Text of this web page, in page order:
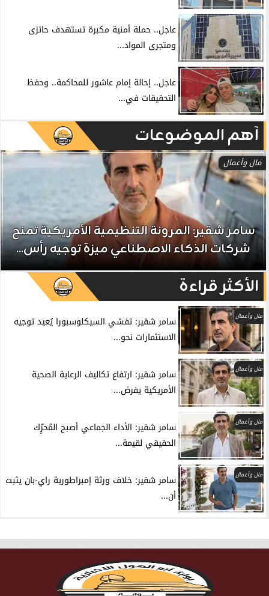
عاجل.. حملة أمنية مكبرة تستهدف حائزى
ومتجرى المواد...
عاجل.. إحالة إمام عاشور للمحاكمة.. وحفظ
التحقيقات في...
آهم الموضوعات
مال وأعمال
سامر شقير: المرونة التنظيمية الأمريكية تمنح
شركات الذكاء الاصطناعي ميزة توجيه رأس...
الأكثر قراءة
مال وأعمال
سامر شقير: تفشي السيكلوسبورا يُعيد توجيه
الاستثمارات نحو...
مال وأعمال
سامر شقير: ارتفاع تكاليف الرعاية الصحية
الأمريكية يفرض...
مال وأعمال
سامر شقير: الأداء الجماعي أصبح المُحرِّك
الحقيقي لقيمة...
مال وأعمال
سامر شقير: خلاف ورثة إمبراطورية راي-بان يثبت
أن...